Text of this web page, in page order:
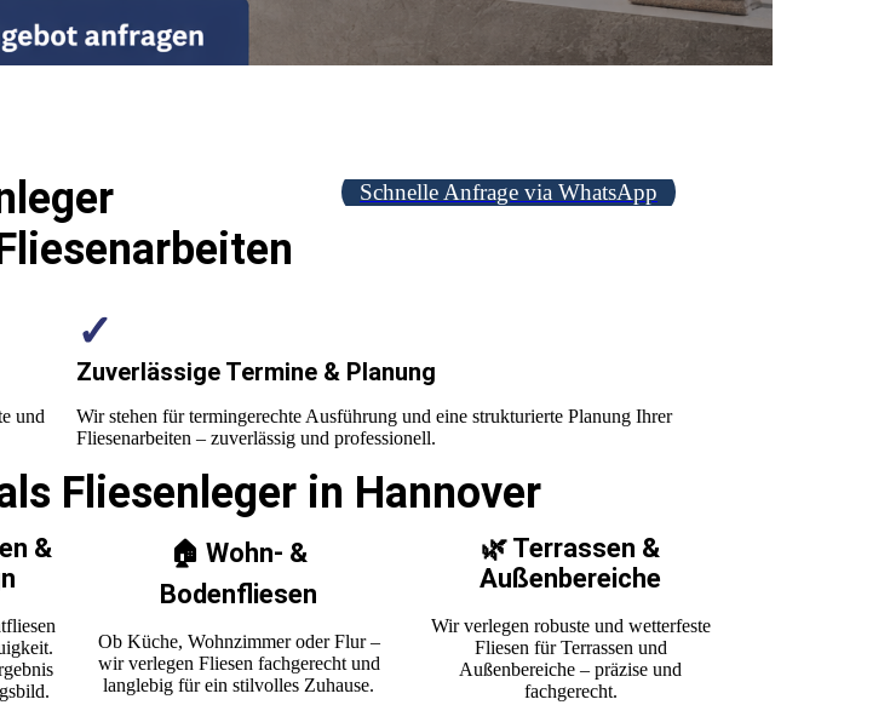
Schnelle Anfrage via WhatsApp
und
✓
Zuverlässige Termine & Planung
Wir stehen für termingerechte Ausführung und eine strukturierte Planung Ihrer
Fliesenarbeiten – zuverlässig und professionell.
Fliesenleger in Hannover
&
🏠 Wohn- &
Bodenfliesen
Ob Küche, Wohnzimmer oder Flur –
wir verlegen Fliesen fachgerecht und
langlebig für ein stilvolles Zuhause.
🌿 Terrassen &
Außenbereiche
Wir verlegen robuste und wetterfeste
Fliesen für Terrassen und
Außenbereiche – präzise und
fachgerecht.